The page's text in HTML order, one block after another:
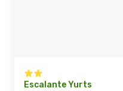
Escalante Yurts